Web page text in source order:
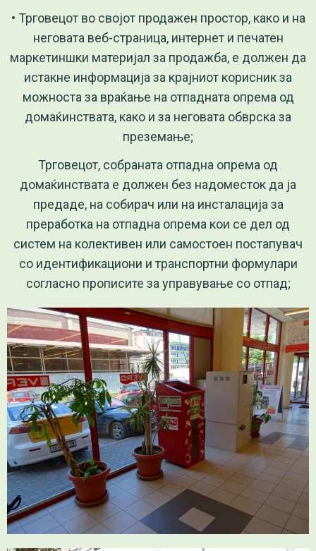
• Трговецот во својот продажен простор, како и на
неговата веб-страница, интернет и печатен
маркетиншки материјал за продажба, е должен да
истакне информација за крајниот корисник за
можноста за враќање на отпадната опрема од
домаќинствата, како и за неговата обврска за
преземање;
Трговецот, собраната отпадна опрема од
домаќинствата е должен без надоместок да ја
предаде, на собирач или на инсталација за
преработка на отпадна опрема кои се дел од
систем на колективен или самостоен постапувач
со идентификациони и транспортни формулари
согласно прописите за управување со отпад;